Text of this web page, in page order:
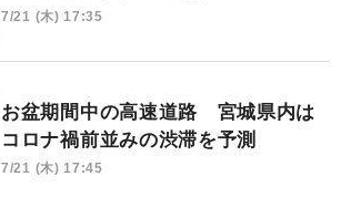
7/21 (木) 17:35
お盆期間中の高速道路 宮城県内は
コロナ禍前並みの渋滞を予測
7/21 (木) 17:45